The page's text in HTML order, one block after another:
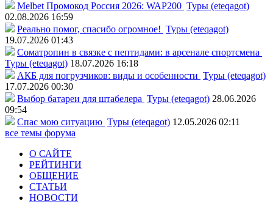
Melbet Промокод Россия 2026: WAP200 Туры (eteqagot)
02.08.2026 16:59
Реально помог, спасибо огромное! Туры (eteqagot)
19.07.2026 01:43
Соматропин в связке с пептидами: в арсенале спортсмена
Туры (eteqagot) 18.07.2026 16:18
АКБ для погрузчиков: виды и особенности Туры (eteqagot)
17.07.2026 00:30
Выбор батареи для штабелера Туры (eteqagot) 28.06.2026
09:54
Спас мою ситуацию Туры (eteqagot) 12.05.2026 02:11
все темы форума
О САЙТЕ
РЕЙТИНГИ
ОБЩЕНИЕ
СТАТЬИ
НОВОСТИ